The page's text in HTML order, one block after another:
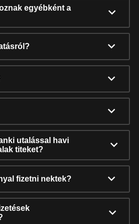
egyébként a
utalással havi
titeket?
fizetni nektek?